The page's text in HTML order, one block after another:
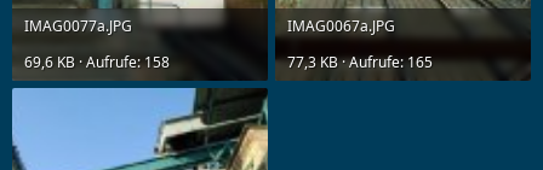
IMAG0077a.JPG
69,6 KB · Aufrufe: 158
IMAG0067a.JPG
77,3 KB · Aufrufe: 165